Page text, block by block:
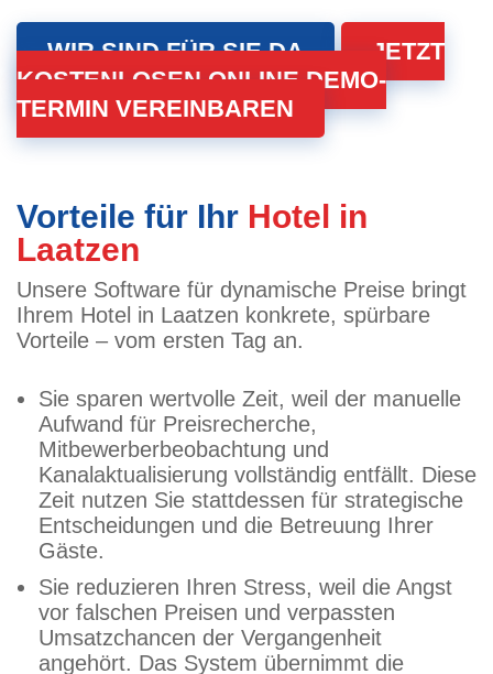
WIR SIND FÜR SIE DA
JETZT
KOSTENLOSEN ONLINE DEMO-
TERMIN VEREINBAREN
Vorteile für Ihr Hotel in
Laatzen
Unsere Software für dynamische Preise bringt
Ihrem Hotel in Laatzen konkrete, spürbare
Vorteile – vom ersten Tag an.
Sie sparen wertvolle Zeit, weil der manuelle
Aufwand für Preisrecherche,
Mitbewerberbeobachtung und
Kanalaktualisierung vollständig entfällt. Diese
Zeit nutzen Sie stattdessen für strategische
Entscheidungen und die Betreuung Ihrer
Gäste.
Sie reduzieren Ihren Stress, weil die Angst
vor falschen Preisen und verpassten
Umsatzchancen der Vergangenheit
angehört. Das System übernimmt die